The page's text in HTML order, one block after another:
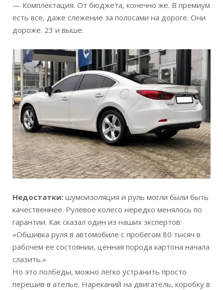
— Комплектация. От бюджета, конечно же. В премиум
есть все, даже слежение за полосами на дороге. Они
дороже. 23 и выше.
Недостатки: шумоизоляция и руль могли были быть
качественнее. Рулевое колесо нередко менялось по
гарантии. Как сказал один из наших экспертов:
«Обшивка руля в автомобиле с пробегом 80 тысяч в
рабочем ее состоянии, ценная порода картона начала
слазить.»
Но это полбеды, можно легко устранить просто
перешив в ателье. Нареканий на двигатель, коробку в